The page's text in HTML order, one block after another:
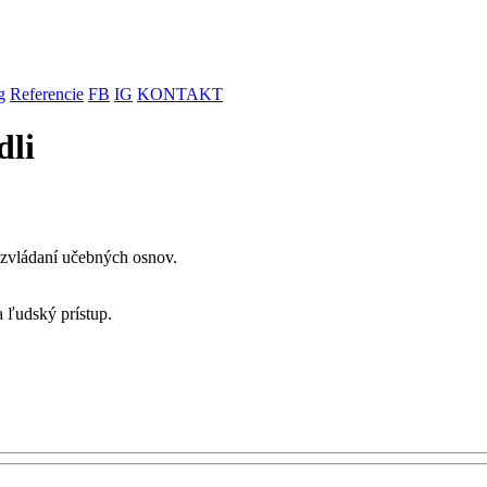
Referencie FB IG KONTAKT
učebných osnov.
ľudský prístup.